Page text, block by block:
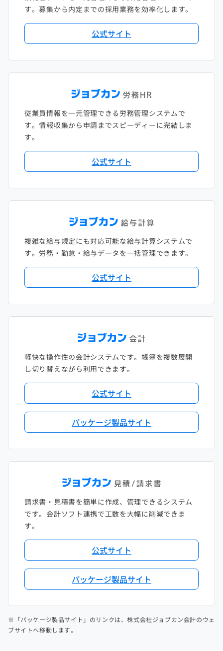
す。募集から内定までの採用業務を効率化します。
公式サイト
従業員情報を一元管理できる労務管理システムで
す。情報収集から申請までスピーディーに完結しま
す。
公式サイト
複雑な給与規定にも対応可能な給与計算システムで
す。労務・勤怠・給与データを一括管理できます。
公式サイト
軽快な操作性の会計システムです。帳簿を複数展開
し切り替えながら利用できます。
公式サイト
パッケージ製品サイト
請求書・見積書を簡単に作成、管理できるシステム
です。会計ソフト連携で工数を大幅に削減できま
す。
公式サイト
パッケージ製品サイト
※「パッケージ製品サイト」のリンクは、株式会社ジョブカン会計のウェ
ブサイトへ移動します。